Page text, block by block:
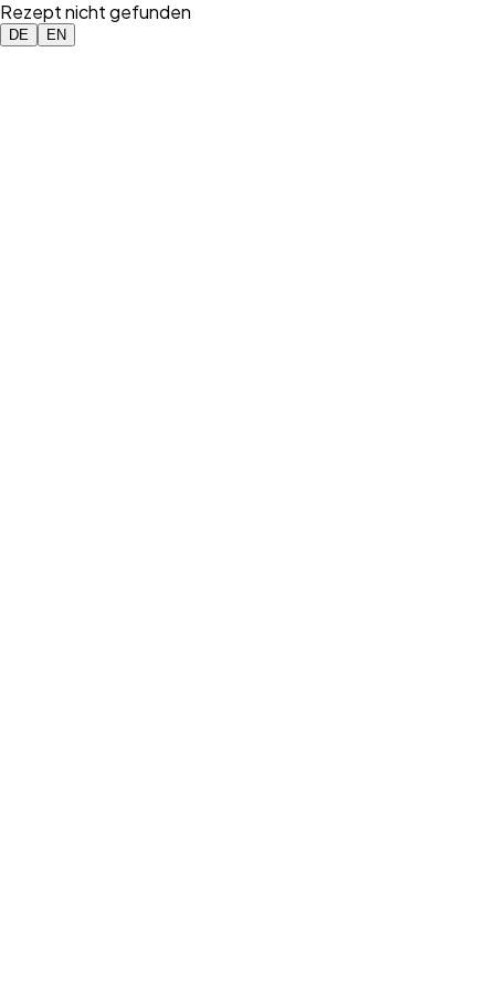
Rezept nicht gefunden
DE EN